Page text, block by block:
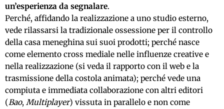
un’esperienza da segnalare.
Perché, affidando la realizzazione a uno studio esterno,
vede rilassarsi la tradizionale ossessione per il controllo
della casa meneghina sui suoi prodotti; perché nasce
come elemento cross mediale nelle influenze creative e
nella realizzazione (si veda il rapporto con il web e la
trasmissione della costola animata); perché vede una
compiuta e immediata collaborazione con altri editori
(Bao, Multiplayer) vissuta in parallelo e non come